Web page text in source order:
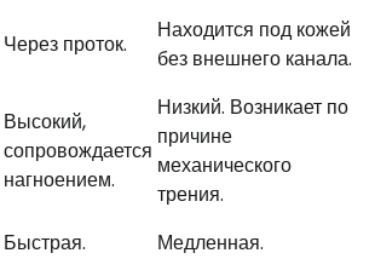
Через проток.
Находится под кожей
без внешнего канала.
Высокий,
сопровождается
нагноением.
Низкий. Возникает по
причине
механического
трения.
Быстрая. Медленная.